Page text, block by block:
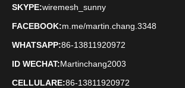
SKYPE:wiremesh_sunny
FACEBOOK:m.me/martin.chang.3348
WHATSAPP:86-13811920972
ID WECHAT:Martinchang2003
CELLULARE:86-13811920972